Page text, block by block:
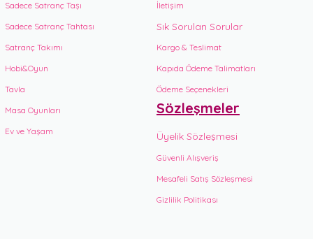
Sadece Satranç Taşı
Sadece Satranç Tahtası
Satranç Takımı
Hobi&Oyun
Tavla
Masa Oyunları
Ev ve Yaşam
İletişim
Sık Sorulan Sorular
Kargo & Teslimat
Kapıda Ödeme Talimatları
Ödeme Seçenekleri
Sözleşmeler
Üyelik Sözleşmesi
Güvenli Alışveriş
Mesafeli Satış Sözleşmesi
Gizlilik Politikası